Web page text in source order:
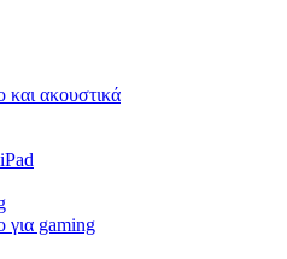
ακουστικά
για gaming